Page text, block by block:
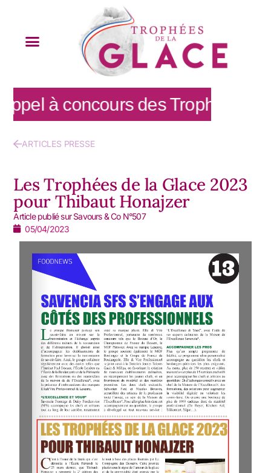
à concours des Trophées de
ARTICLES PRESSE
Les Trophées de la Glace 2023
pour Thibaut Honajzer
Article publié sur Savours & Co N°507
05/04/2023